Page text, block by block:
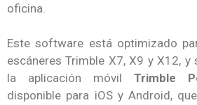
oficina.
Este software está optimizado
escáneres Trimble X7, X9 y X12,
la aplicación móvil Trimble
disponible para iOS y Android,